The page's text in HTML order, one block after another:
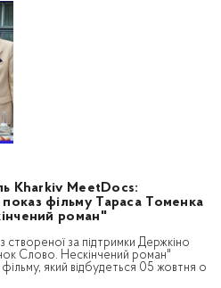
Kharkiv MeetDocs:
фільму Тараса Томенка
роман"
створеної за підтримки Держкіно
Слово. Нескінчений роман"
який відбудеться 05 жовтня о